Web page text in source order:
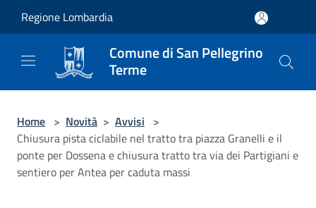
Regione Lombardia
Comune di San Pellegrino
Terme
Home > Novità > Avvisi >
Chiusura pista ciclabile nel tratto tra piazza Granelli e il
ponte per Dossena e chiusura tratto tra via dei Partigiani e
sentiero per Antea per caduta massi